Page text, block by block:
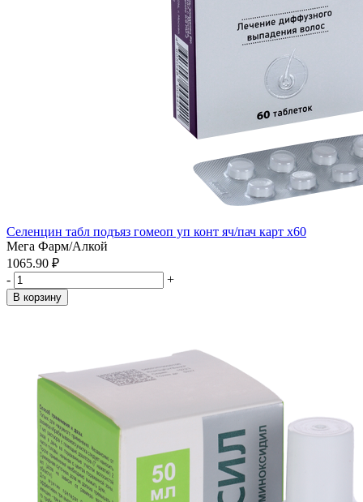
Селенцин табл подъяз гомеоп уп конт яч/пач карт x60
Мега Фарм/Алкой
1065.90 ₽
-
+
В корзину